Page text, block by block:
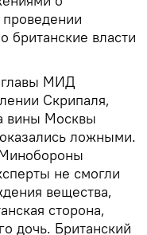
проведении
британские власти
главы МИД
Скрипаля,
вины Москвы
ложными.
Минобороны
не смогли
вещества,
сторона,
дочь. Британский